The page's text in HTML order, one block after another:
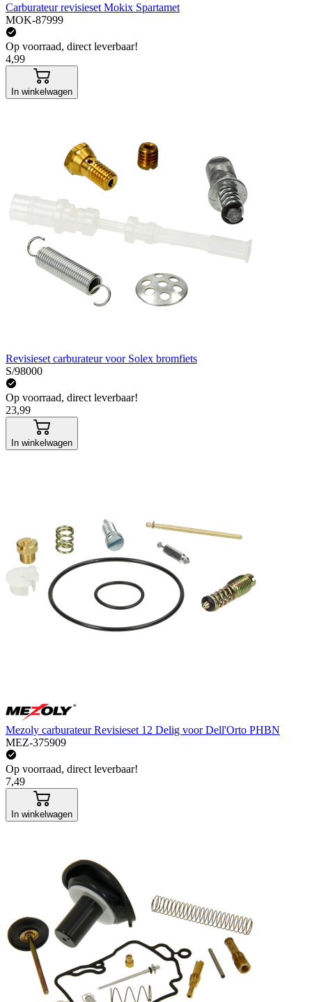
Carburateur revisieset Mokix Spartamet
MOK-87999
Op voorraad, direct leverbaar!
4,99
In winkelwagen
Revisieset carburateur voor Solex bromfiets
S/98000
Op voorraad, direct leverbaar!
23,99
In winkelwagen
Mezoly carburateur Revisieset 12 Delig voor Dell'Orto PHBN
MEZ-375909
Op voorraad, direct leverbaar!
7,49
In winkelwagen